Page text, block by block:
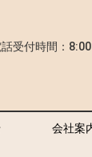
受付時間：8:00
会社案